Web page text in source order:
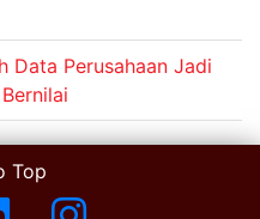
Data Perusahaan Jadi
Top